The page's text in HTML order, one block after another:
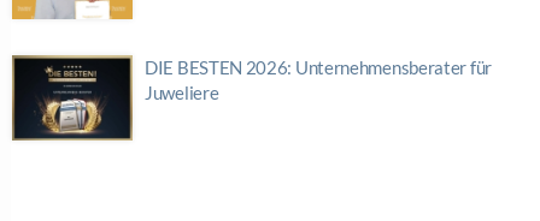
DIE BESTEN 2026: Unternehmensberater für
Juweliere